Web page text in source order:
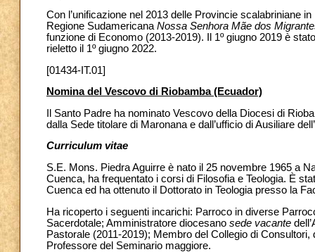
Con l’unificazione nel 2013 delle Provincie scalabriniane
Regione Sudamericana Nossa Senhora Mãe dos
funzione di Economo (2013-2019). Il 1º giugno 2019 è
rieletto il 1º giugno 2022.
[01434-IT.01]
Nomina del Vescovo di Riobamba (Ecuador)
Il Santo Padre ha nominato Vescovo della Diocesi di
dalla Sede titolare di Maronana e dall’ufficio di Ausiliare
Curriculum vitae
S.E. Mons. Piedra Aguirre è nato il 25 novembre 1965 a
Cuenca, ha frequentato i corsi di Filosofia e Teologia. È
Cuenca ed ha ottenuto il Dottorato in Teologia presso la
Ha ricoperto i seguenti incarichi: Parroco in diverse
Sacerdotale; Amministratore diocesano sede vacante
Pastorale (2011-2019); Membro del Collegio di
Professore del Seminario maggiore.